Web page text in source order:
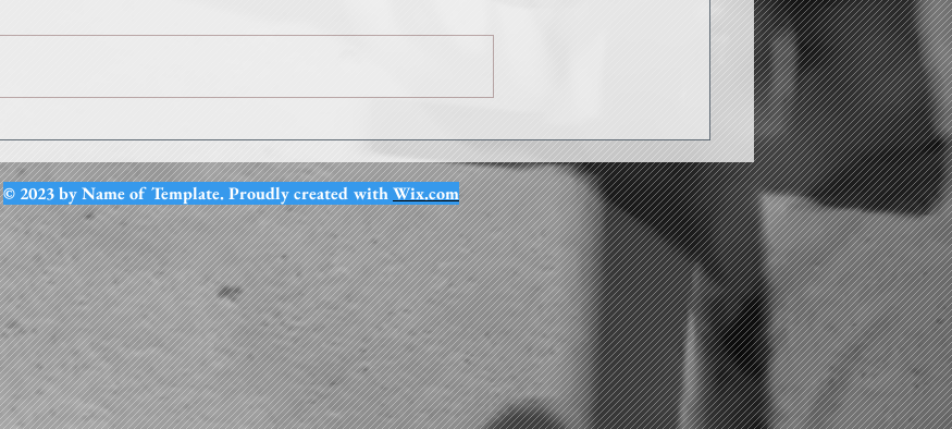
d'escalade va bientôt voir le jour.
© 2023 by Name of Template. Proudly created withWix.com